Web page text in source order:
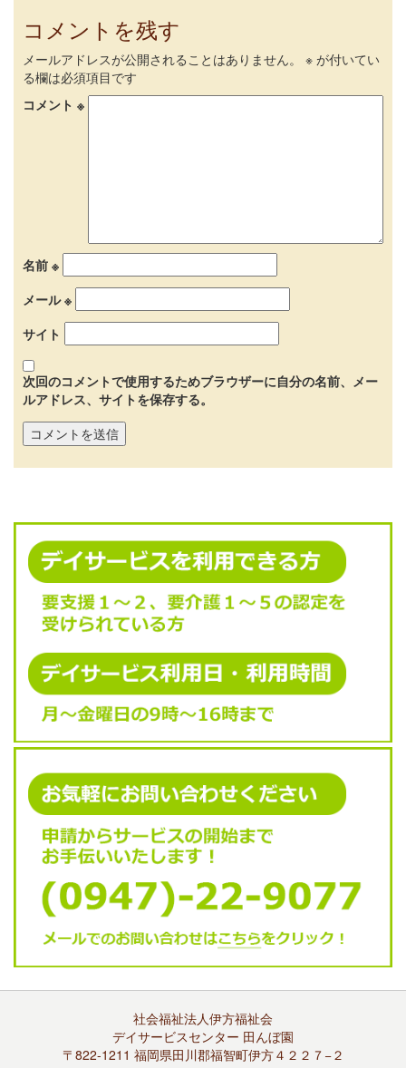
コメントを残す
メールアドレスが公開されることはありません。 ※ が付いてい
る欄は必須項目です
コメント ※
名前 ※
メール※
サイト
次回のコメントで使用するためブラウザーに自分の名前、メー
ルアドレス、サイトを保存する。
社会福祉法人伊方福祉会
デイサービスセンター 田んぼ園
〒822-1211 福岡県田川郡福智町伊方４２２７−２